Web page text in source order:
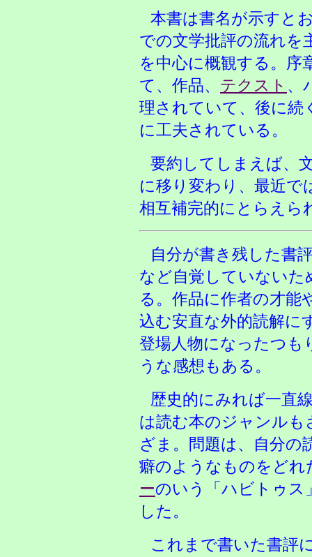
本書は書名が示すと
での文学批評の流れを
を中心に概観する。序
て、作品、 テクスト 、
理されていて、後に続
に工夫されている。
要約してしまえば、
に移り変わり、最近で
相互補完的にとらえら
自分が書き残した書
など自覚していない
る。作品に作者の才能
込む安直な外的読解に
登場人物になったつも
うな感想もある。
歴史的にみれば一直
は読む本のジャンル
ざま。問題は、自分の
癖のようなものをど
ーのいう「ハビトゥス
した。
これまで書いた書評